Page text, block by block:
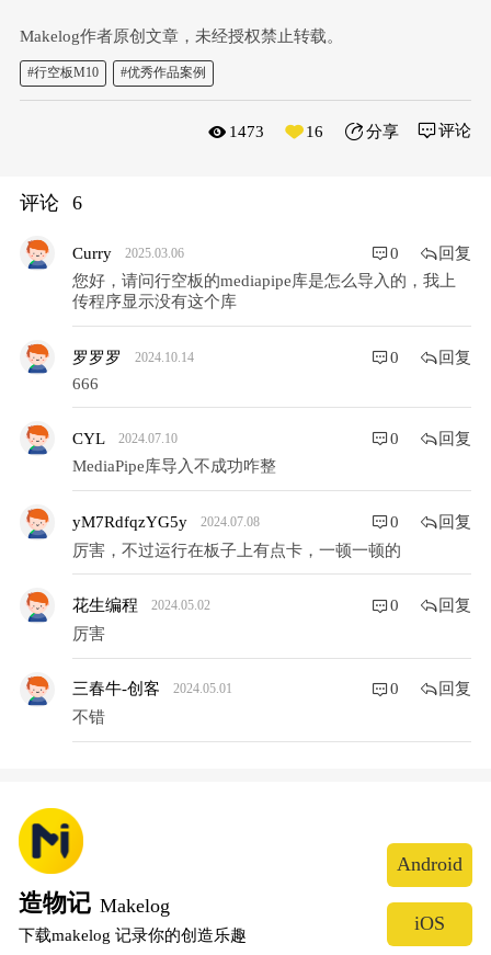
Makelog作者原创文章，未经授权禁止转载。
#行空板M10 #优秀作品案例
1473 16 分享
评论 6
评论
Curry 2025.03.06 0 回复
您好，请问行空板的mediapipe库是怎么导入的，我上
传程序显示没有这个库
罗罗罗 2024.10.14 0 回复
666
CYL 2024.07.10 0 回复
MediaPipe库导入不成功咋整
yM7RdfqzYG5y 2024.07.08 0 回复
厉害，不过运行在板子上有点卡，一顿一顿的
花生编程 2024.05.02 0 回复
厉害
三春牛-创客 2024.05.01 0 回复
不错
造物记 Makelog
下载makelog 记录你的创造乐趣
Android
iOS